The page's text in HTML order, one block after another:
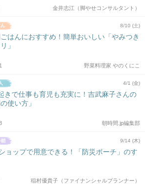
金井志江（脚やせコンサルタント）
8/10 (土)
はんにおすすめ！簡単おいしい「やみつき
」
野菜料理家 やのくにこ
4/1 (金)
きで仕事も育児も充実に！吉武麻子さんの
使い方」
朝時間.jp編集部
9/14 (木)
ョップで用意できる！「防災ポーチ」のす
稲村優貴子（ファイナンシャルプランナー）